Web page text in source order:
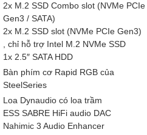
2x M.2 SSD Combo slot (NVMe PCIe
Gen3 / SATA)
2x M.2 SSD slot (NVMe PCIe Gen3)
, chỉ hỗ trợ Intel M.2 NVMe SSD
1x 2.5″ SATA HDD
Bàn phím cơ Rapid RGB của
SteelSeries
Loa Dynaudio có loa trầm
ESS SABRE HiFi audio DAC
Nahimic 3 Audio Enhancer